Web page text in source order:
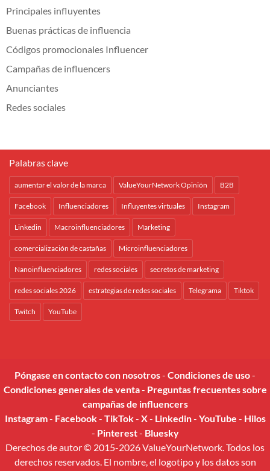
Principales influyentes
Buenas prácticas de influencia
Códigos promocionales Influencer
Campañas de influencers
Anunciantes
Redes sociales
Palabras clave
aumentar el valor de la marca ValueYourNetwork Opinión B2B
Facebook Influenciadores Influyentes virtuales Instagram
Linkedin Macroinfluenciadores Marketing
comercialización de castañas Microinfluenciadores
Nanoinfluenciadores redes sociales secretos de marketing
redes sociales 2026 estrategias de redes sociales Telegrama Tiktok
Twitch YouTube
Póngase en contacto con nosotros- Condiciones de uso-
Condiciones generales de venta- Preguntas frecuentes sobre
campañas de influencers
Instagram- Facebook- TikTok- X- Linkedin- YouTube - Hilos
- Pinterest- Bluesky
Derechos de autor © 2015-2026 ValueYourNetwork. Todos los
derechos reservados. El nombre, el logotipo y los datos son